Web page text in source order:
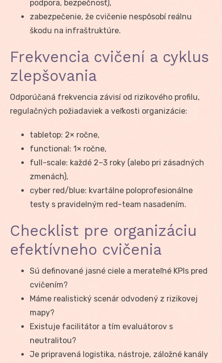
podpora, bezpečnosť),
zabezpečenie, že cvičenie nespôsobí reálnu
škodu na infraštruktúre.
Frekvencia cvičení a cyklus
zlepšovania
Odporúčaná frekvencia závisí od rizikového profilu,
regulačných požiadaviek a veľkosti organizácie:
tabletop: 2× ročne,
functional: 1× ročne,
full-scale: každé 2–3 roky (alebo pri zásadných
zmenách),
cyber red/blue: kvartálne poloprofesionálne
testy s pravidelným red-team nasadením.
Checklist pre organizáciu
efektívneho cvičenia
Sú definované jasné ciele a merateľné KPIs pred
cvičením?
Máme realistický scenár odvodený z rizikovej
mapy?
Existuje facilitátor a tím evaluátorov s
neutralitou?
Je pripravená logistika, nástroje, záložné kanály